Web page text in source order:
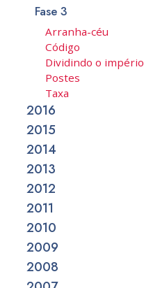
Fase 3
Arranha-céu
Código
Dividindo o império
Postes
Taxa
2016
2015
2014
2013
2012
2011
2010
2009
2008